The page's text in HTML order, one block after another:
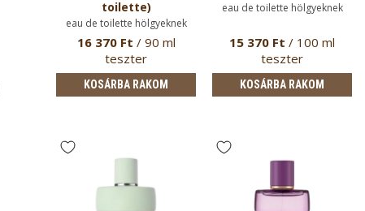
toilette)
eau de toilette hölgyeknek
16 370 Ft / 90 ml
teszter
KOSÁRBA RAKOM
eau de toilette hölgyeknek
15 370 Ft / 100 ml
teszter
KOSÁRBA RAKOM